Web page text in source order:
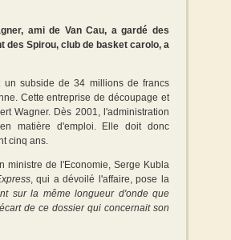
ami de Van Cau, a gardé des
des Spirou, club de basket carolo, a
subside de 34 millions de francs
Cette entreprise de découpage et
Wagner. Dès 2001, l'administration
matière d'emploi. Elle doit donc
cinq ans.
ministre de l'Economie, Serge Kubla
, qui a dévoilé l'affaire, pose la
sur la même longueur d'onde que
de ce dossier qui concernait son